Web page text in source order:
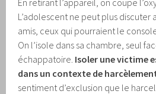
L’adolescent ne peut plus discuter
amis, ceux qui pourraient le
On l’isole dans sa chambre, seul
échappatoire. Isoler une victime
dans un contexte de
sentiment d’exclusion que le